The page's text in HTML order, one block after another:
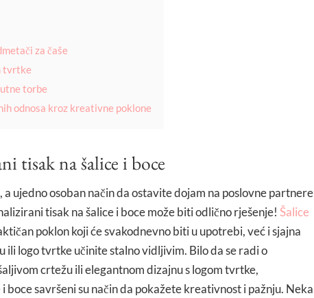
za čaše
tvrtke
torbe
odnosa kroz kreativne poklone
tisak na šalice i boce
ujedno osoban način da ostavite dojam na poslovne partnere
tisak na šalice i boce može biti odlično rješenje! Šalice
poklon koji će svakodnevno biti u upotrebi, već i sjajna
ili logo tvrtke učinite stalno vidljivim. Bilo da se radi o
crtežu ili elegantnom dizajnu s logom tvrtke,
boce savršeni su način da pokažete kreativnost i pažnju. Neka